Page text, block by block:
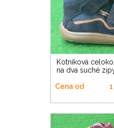
Kotníková celokožená barefoot
na dva suché
Cena od